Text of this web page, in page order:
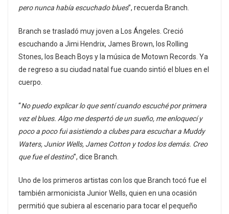
pero nunca había escuchado blues”, recuerda Branch.
Branch se trasladó muy joven a Los Ángeles. Creció
escuchando a Jimi Hendrix, James Brown, los Rolling
Stones, los Beach Boys y la música de Motown Records. Ya
de regreso a su ciudad natal fue cuando sintió el blues en el
cuerpo.
“No puedo explicar lo que sentí cuando escuché por primera
vez el blues. Algo me despertó de un sueño, me enloquecí y
poco a poco fui asistiendo a clubes para escuchar a Muddy
Waters, Junior Wells, James Cotton y todos los demás. Creo
que fue el destino”, dice Branch.
Uno de los primeros artistas con los que Branch tocó fue el
también armonicista Junior Wells, quien en una ocasión
permitió que subiera al escenario para tocar el pequeño